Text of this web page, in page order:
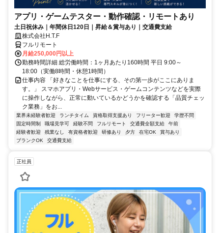
アプリ・ゲームテスター・動作確認・リモートあり
土日祝休み｜年間休日120日｜昇給＆賞与あり｜交通費支給
株式会社H.T.F
フルリモート
月給250,000円以上
勤務時間詳細 総労働時間：1ヶ月あたり160時間 平日 9:00～
18:00（実働8時間・休憩1時間）
仕事内容 「好きなことを仕事にする、その第一歩がここにありま
す。」 スマホアプリ・Webサービス・ゲームコンテンツなどを実際
に操作しながら、正常に動いているかどうかを確認する「品質チェッ
ク業務」をお...
業界未経験者歓迎 ランチタイム 資格取得支援あり フリーター歓迎
学歴不問
固定時間制
職場見学可 経験不問 フルリモート 交通費全額支給
午前
経験者歓迎
残業なし 有資格者歓迎 研修あり 夕方 在宅OK
賞与あり
ブランクOK
交通費支給
正社員